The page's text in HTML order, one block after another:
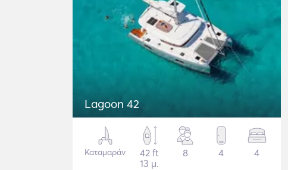
Lagoon 42
Καταμαράν
42 ft
13 μ.
8 4 4